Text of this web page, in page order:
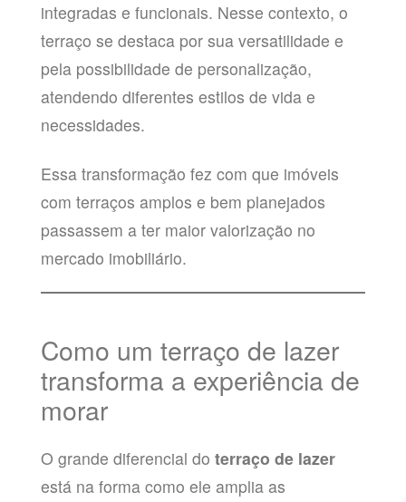
integradas e funcionais. Nesse contexto, o
terraço se destaca por sua versatilidade e
pela possibilidade de personalização,
atendendo diferentes estilos de vida e
necessidades.
Essa transformação fez com que imóveis
com terraços amplos e bem planejados
passassem a ter maior valorização no
mercado imobiliário.
Como um terraço de lazer
transforma a experiência de
morar
O grande diferencial do terraço de lazer
está na forma como ele amplia as